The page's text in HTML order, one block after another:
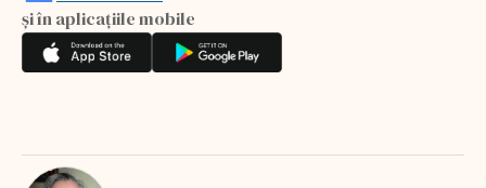
și în aplicațiile mobile